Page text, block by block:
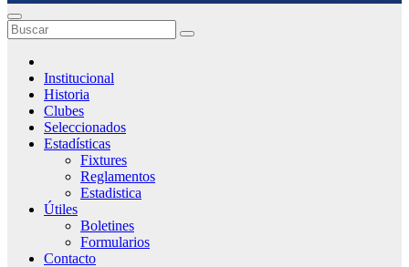
Institucional
Historia
Clubes
Seleccionados
Estadísticas
Fixtures
Reglamentos
Estadistica
Útiles
Boletines
Formularios
Contacto